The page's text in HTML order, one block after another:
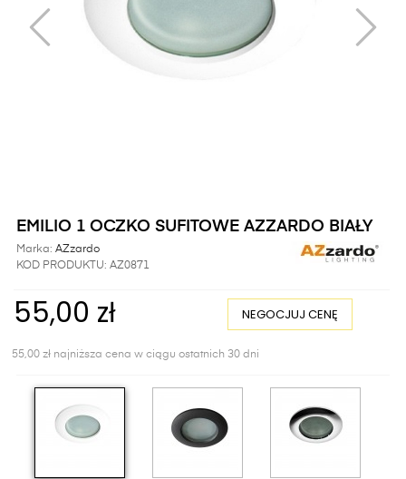
EMILIO 1 OCZKO SUFITOWE AZZARDO BIAŁY
Marka: AZzardo
KOD PRODUKTU: AZ0871
55,00 zł NEGOCJUJ CENĘ
55,00 zł najniższa cena w ciągu ostatnich 30 dni